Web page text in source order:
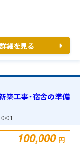
細を見る
築工事・宿舎の準備
01
100,000 円